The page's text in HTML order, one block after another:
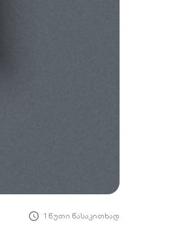
1 წუთი წასაკითხად